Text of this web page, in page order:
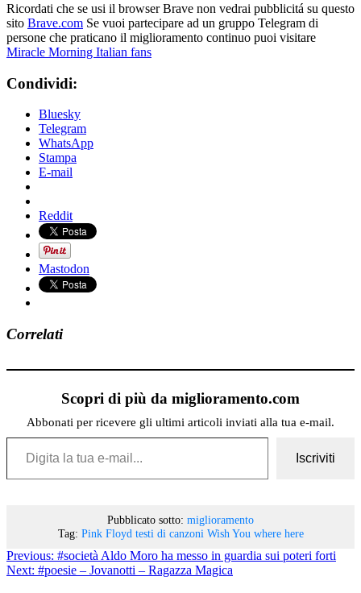
Ricordati che se usi il browser Brave non vedrai pubblicitá su questo
sito Brave.com Se vuoi partecipare ad un gruppo Telegram di
persone che praticano il miglioramento continuo puoi visitare
Miracle Morning Italian fans
Condividi:
Bluesky
Telegram
WhatsApp
Stampa
E-mail
Reddit
Mastodon
Correlati
Scopri di più da miglioramento.com
Abbonati per ricevere gli ultimi articoli inviati alla tua e-mail.
Digita la tua e-mail...
Iscriviti
Pubblicato sotto: miglioramento
Tag: Pink Floyd testi di canzoni Wish You where here
Previous: #società Aldo Moro ha messo in guardia sui poteri forti
Next: #poesie – Jovanotti – Ragazza Magica